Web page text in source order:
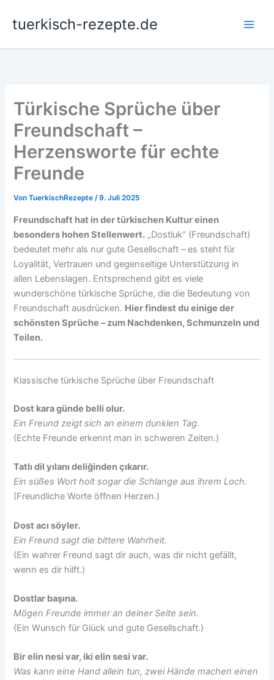
Inhalttuerkisch-rezepte.de
Türkische Sprüche über
Freundschaft –
Herzensworte für echte
Freunde
VonTuerkischRezepte/9. Juli 2025
Freundschaft hat in der türkischen Kultur einen
besonders hohen Stellenwert. „Dostluk“ (Freundschaft)
bedeutet mehr als nur gute Gesellschaft – es steht für
Loyalität, Vertrauen und gegenseitige Unterstützung in
allen Lebenslagen. Entsprechend gibt es viele
wunderschöne türkische Sprüche, die die Bedeutung von
Freundschaft ausdrücken. Hier findest du einige der
schönsten Sprüche – zum Nachdenken, Schmunzeln und
Teilen.
Klassische türkische Sprüche über Freundschaft
Dost kara günde belli olur.
Ein Freund zeigt sich an einem dunklen Tag.
(Echte Freunde erkennt man in schweren Zeiten.)
Tatlı dil yılanı deliğinden çıkarır.
Ein süßes Wort holt sogar die Schlange aus ihrem Loch.
(Freundliche Worte öffnen Herzen.)
Dost acı söyler.
Ein Freund sagt die bittere Wahrheit.
(Ein wahrer Freund sagt dir auch, was dir nicht gefällt,
wenn es dir hilft.)
Dostlar başına.
Mögen Freunde immer an deiner Seite sein.
(Ein Wunsch für Glück und gute Gesellschaft.)
Bir elin nesi var, iki elin sesi var.
Was kann eine Hand allein tun, zwei Hände machen einen